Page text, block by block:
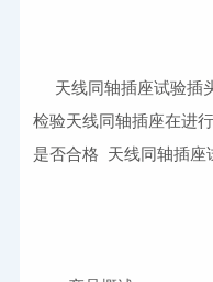
天线同轴插座试验插
检验天线同轴插座在进
是否合格  天线同轴插座